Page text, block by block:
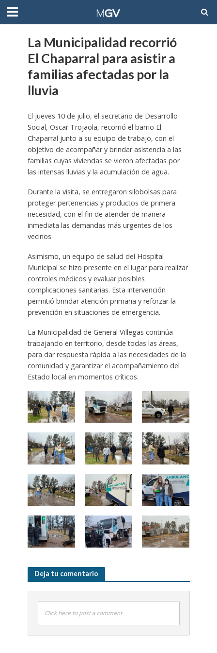
La Municipalidad recorrió
El Chaparral para asistir a
familias afectadas por la
lluvia
El jueves 10 de julio, el secretario de Desarrollo
Social, Oscar Trojaola, recorrió el barrio El
Chaparral junto a su equipo de trabajo, con el
objetivo de acompañar y brindar asistencia a las
familias cuyas viviendas se vieron afectadas por
las intensas lluvias y la acumulación de agua.
Durante la visita, se entregaron silobolsas para
proteger pertenencias y productos de primera
necesidad, con el fin de atender de manera
inmediata las demandas más urgentes de los
vecinos.
Asimismo, un equipo de salud del Hospital
Municipal se hizo presente en el lugar para realizar
controles médicos y evaluar posibles
complicaciones sanitarias. Esta intervención
permitió brindar atención primaria y reforzar la
prevención en situaciones de emergencia.
La Municipalidad de General Villegas continúa
trabajando en territorio, desde todas las áreas,
para dar respuesta rápida a las necesidades de la
comunidad y garantizar el acompañamiento del
Estado local en momentos críticos.
Deja tu comentario
Click here to post a comment